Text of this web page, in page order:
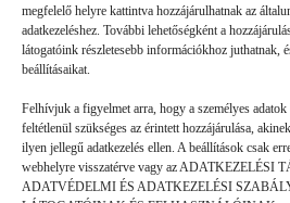
megfelelő helyre kattintva hozzájárulhatnak az
adatkezeléshez. További lehetőségként a
látogatóink részletesebb információkhoz juthatnak,
beállításaikat.
Felhívjuk a figyelmet arra, hogy a személyes adatok
feltétlenül szükséges az érintett hozzájárulása,
ilyen jellegű adatkezelés ellen. A beállítások csak
webhelyre visszatérve vagy az ADATKEZELÉSI
ADATVÉDELMI ÉS ADATKEZELÉSI
Hozzászólás küldése